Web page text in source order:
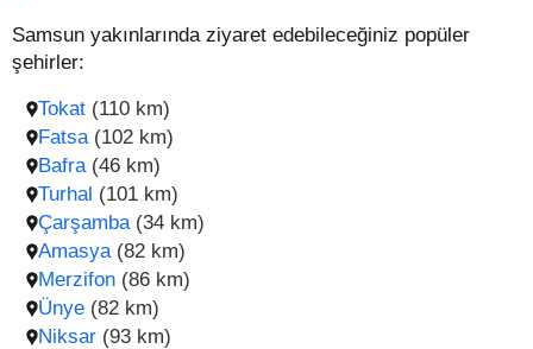
Samsun yakınlarında ziyaret edebileceğiniz popüler
şehirler:
Tokat (110 km)
Amasya (82 km)
Fatsa (102 km)
Merzifon (86 km)
Bafra (46 km)
Ünye (82 km)
Turhal (101 km)
Niksar (93 km)
Çarşamba (34 km)